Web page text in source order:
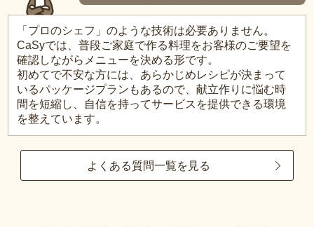
「プロのシェフ」のような技術は必要ありません。
CaSyでは、普段ご家庭で作る料理をお客様のご要望を
確認しながらメニューを決める形です。
初めてで不安な方には、あらかじめレシピが決まって
いるパッケージプランもあるので、献立作りに悩む時
間を短縮し、自信を持ってサービスを提供できる環境
を整えています。
よくある質問一覧を見る